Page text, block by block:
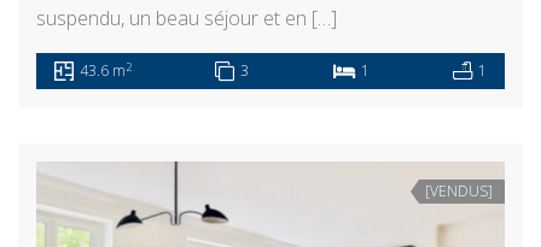
suspendu, un beau séjour et en […]
43.6 m2 3 1 1
[VENDUS]